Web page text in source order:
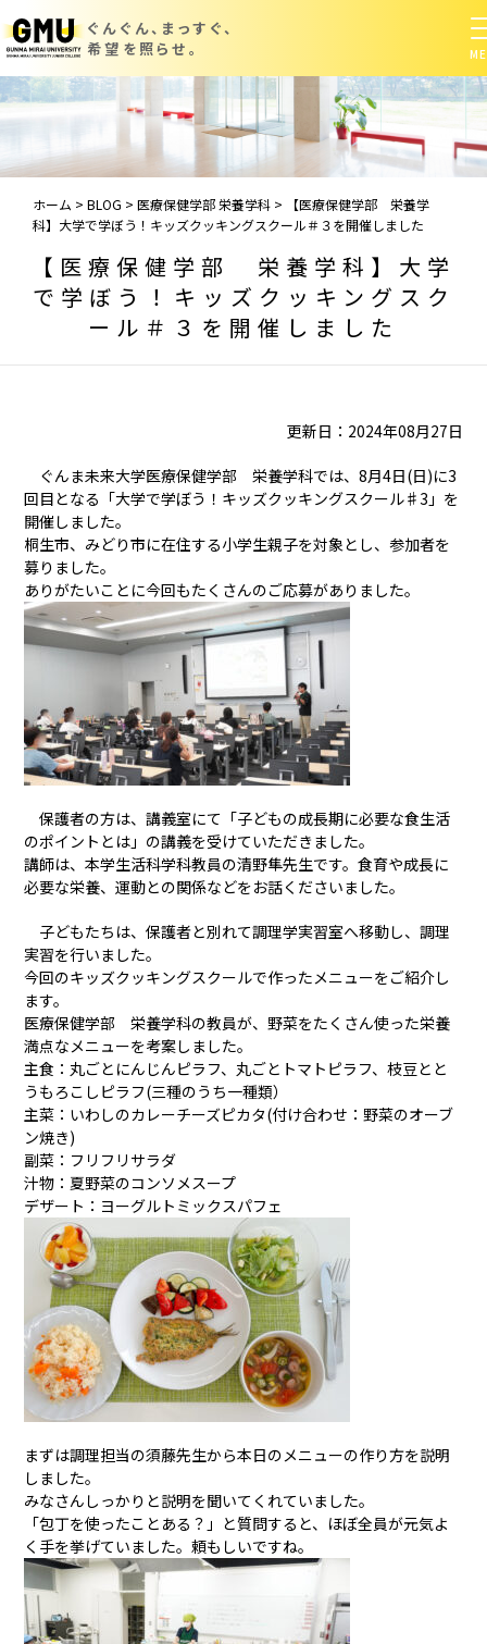
ぐんぐん、まっすぐ、
希望を照らせ。
ホーム > BLOG > 医療保健学部 栄養学科 >
【医療保健学部 栄養学
科】大学で学ぼう！キッズクッキングスクール＃３を開催しました
【医療保健学部 栄養学科】大学
で学ぼう！キッズクッキングスク
ール＃３を開催しました
更新日：2024年08月27日
ぐんま未来大学医療保健学部 栄養学科では、8月4日(日)に3
回目となる「大学で学ぼう！キッズクッキングスクール♯3」を
開催しました。
桐生市、みどり市に在住する小学生親子を対象とし、参加者を
募りました。
ありがたいことに今回もたくさんのご応募がありました。
保護者の方は、講義室にて「子どもの成長期に必要な食生活
のポイントとは」の講義を受けていただきました。
講師は、本学生活科学科教員の清野隼先生です。食育や成長に
必要な栄養、運動との関係などをお話くださいました。
子どもたちは、保護者と別れて調理学実習室へ移動し、調理
実習を行いました。
今回のキッズクッキングスクールで作ったメニューをご紹介し
ます。
医療保健学部 栄養学科の教員が、野菜をたくさん使った栄養
満点なメニューを考案しました。
主食：丸ごとにんじんピラフ、丸ごとトマトピラフ、枝豆とと
うもろこしピラフ(三種のうち一種類）
主菜：いわしのカレーチーズピカタ(付け合わせ：野菜のオーブ
ン焼き)
副菜：フリフリサラダ
汁物：夏野菜のコンソメスープ
デザート：ヨーグルトミックスパフェ
まずは調理担当の須藤先生から本日のメニューの作り方を説明
しました。
みなさんしっかりと説明を聞いてくれていました。
「包丁を使ったことある？」と質問すると、ほぼ全員が元気よ
く手を挙げていました。頼もしいですね。